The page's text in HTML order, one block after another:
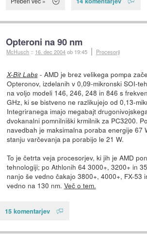
Opteroni na 90 nm
McHusch :: 16. dec 2004ob 19:45 Procesorji
X-Bit Labs- AMD je brez velikega pompa
Opteronov, izdelanih v 0,09-mikronski SOI-
na voljo modeli 146, 246, 248 in 846 s
GHz, ki se bistveno ne razlikujejo od 0,13-
Integriranega imajo megabajt
dvokanalni pomnilniški krmilnik za PC3200.
navedbah je maksimalna poraba energije 67
stanju varčevanja pa porabijo le 21 W.
To je četrta veja procesorjev, ki jih je AMD
tehnologiji; po Athlonih 64 3000+, 3200+ in
nanjo še vedno čakajo 3800+, 4000+, FX-53
vedno na 130 nm. Več o tem.
15 komentarjev